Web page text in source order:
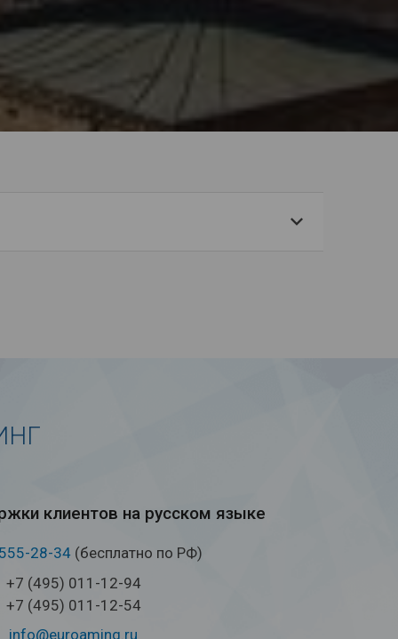
кли­ен­тов на рус­ском языке
28-34(бесплатно по РФ)
+7 (495) 011-12-94
+7 (495) 011-12-54
info@euroaming.ru